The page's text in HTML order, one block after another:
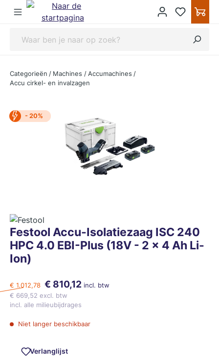
Categorieën / Machines / Accumachines /
Accu cirkel- en invalzagen
- 20%
Festool Accu-Isolatiezaag ISC 240
HPC 4.0 EBI-Plus (18V - 2 x 4 Ah Li-
Ion)
€ 1.012,78 € 810,12 incl. btw
€ 669,52 excl. btw
incl. alle milieubijdrages
Niet langer beschikbaar
Verlanglijst